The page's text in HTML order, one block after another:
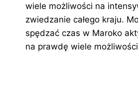
wiele możliwości na
zwiedzanie całego kraju.
spędzać czas w Maroko
na prawdę wiele